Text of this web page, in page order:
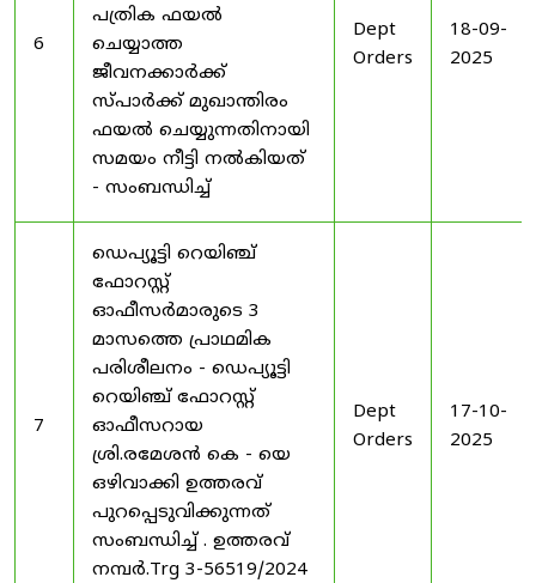
6
പത്രിക ഫയൽ
ചെയ്യാത്ത
ജീവനക്കാർക്ക്
സ്പാർക്ക് മുഖാന്തിരം
ഫയൽ ചെയ്യുന്നതിനായി
സമയം നീട്ടി നൽകിയത്
- സംബന്ധിച്ച്
Dept
Orders
18-09-
2025
7
ഡെപ്യൂട്ടി റെയിഞ്ച്
ഫോറസ്റ്റ്
ഓഫീസർമാരുടെ 3
മാസത്തെ പ്രാഥമിക
പരിശീലനം - ഡെപ്യൂട്ടി
റെയിഞ്ച് ഫോറസ്റ്റ്
ഓഫീസറായ
ശ്രി.രമേശൻ കെ - യെ
ഒഴിവാക്കി ഉത്തരവ്
പുറപ്പെടുവിക്കുന്നത്
സംബന്ധിച്ച് . ഉത്തരവ്
നമ്പർ.Trg 3-56519/2024
Dept
Orders
17-10-
2025